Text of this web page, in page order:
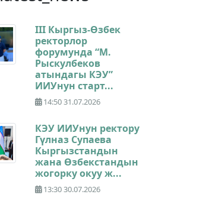
III Кыргыз-Өзбек
ректорлор
форумунда “М.
Рыскулбеков
атындагы КЭУ”
ИИУнун старт...
14:50 31.07.2026
КЭУ ИИУнун ректору
Гүлназ Супаева
Кыргызстандын
жана Өзбекстандын
жогорку окуу ж...
13:30 30.07.2026